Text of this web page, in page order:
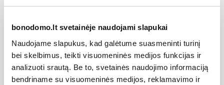
bonodomo.lt svetainėje naudojami slapukai
Naudojame slapukus, kad galėtume suasmeninti turinį
bei skelbimus, teikti visuomeninės medijos funkcijas ir
analizuoti srautą. Be to, svetainės naudojimo informaciją
bendriname su visuomeninės medijos, reklamavimo ir
klausimai